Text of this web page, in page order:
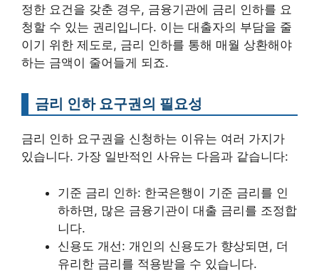
정한 요건을 갖춘 경우, 금융기관에 금리 인하를 요
청할 수 있는 권리입니다. 이는 대출자의 부담을 줄
이기 위한 제도로, 금리 인하를 통해 매월 상환해야
하는 금액이 줄어들게 되죠.
금리 인하 요구권의 필요성
금리 인하 요구권을 신청하는 이유는 여러 가지가
있습니다. 가장 일반적인 사유는 다음과 같습니다:
기준 금리 인하: 한국은행이 기준 금리를 인
하하면, 많은 금융기관이 대출 금리를 조정합
니다.
신용도 개선: 개인의 신용도가 향상되면, 더
유리한 금리를 적용받을 수 있습니다.